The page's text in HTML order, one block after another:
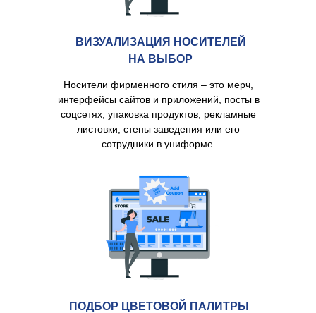
ПОДБОР ЦВЕТОВОЙ ПАЛИТРЫ
ВИЗУАЛИЗАЦИЯ НОСИТЕЛЕЙ
НА ВЫБОР
Носители фирменного стиля – это мерч,
интерфейсы сайтов и приложений, посты в
соцсетях, упаковка продуктов, рекламные
листовки, стены заведения или его
сотрудники в униформе.